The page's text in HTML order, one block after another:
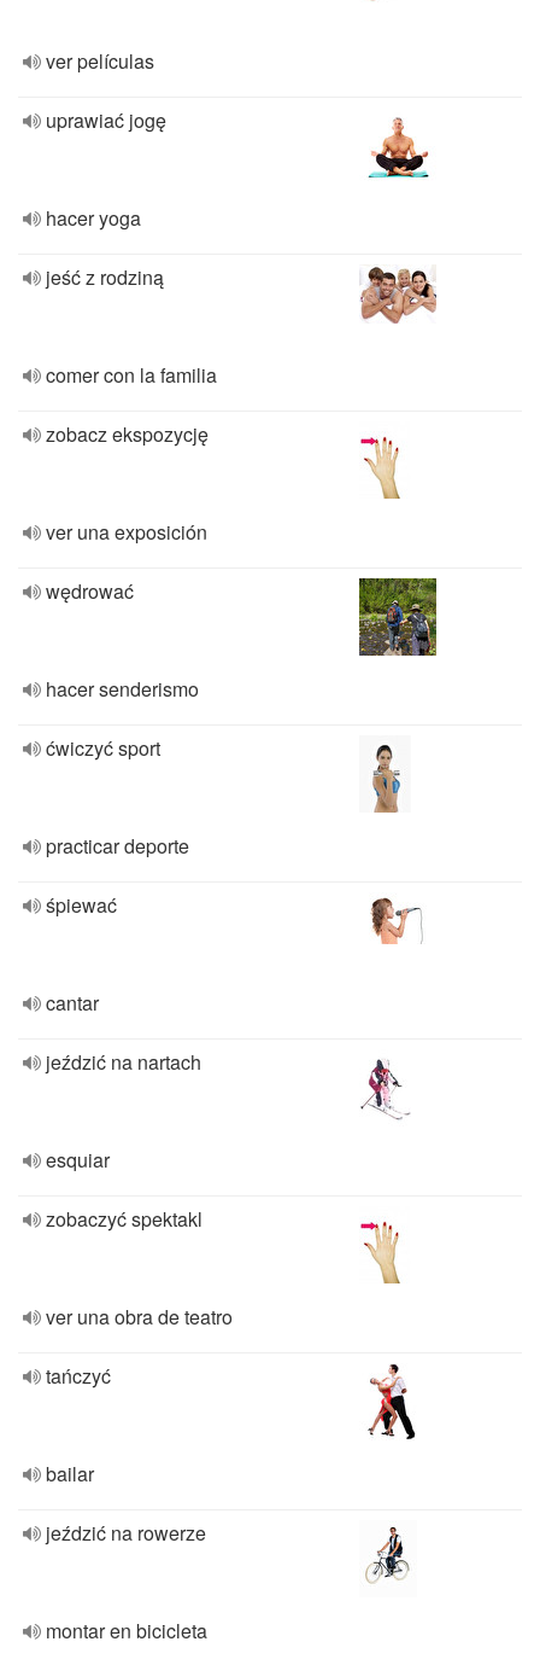
ver películas
uprawiać jogę
hacer yoga
jeść z rodziną
comer con la familia
zobacz ekspozycję
ver una exposición
wędrować
hacer senderismo
ćwiczyć sport
practicar deporte
śpiewać
cantar
jeździć na nartach
esquiar
zobaczyć spektakl
ver una obra de teatro
tańczyć
bailar
jeździć na rowerze
montar en bicicleta